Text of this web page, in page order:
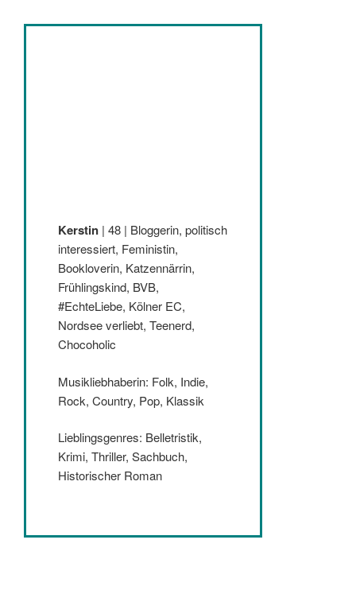
Kerstin | 48 | Bloggerin, politisch
interessiert, Feministin,
Bookloverin, Katzennärrin,
Frühlingskind, BVB,
#EchteLiebe, Kölner EC,
Nordsee verliebt, Teenerd,
Chocoholic
Musikliebhaberin: Folk, Indie,
Rock, Country, Pop, Klassik
Lieblingsgenres: Belletristik,
Krimi, Thriller, Sachbuch,
Historischer Roman